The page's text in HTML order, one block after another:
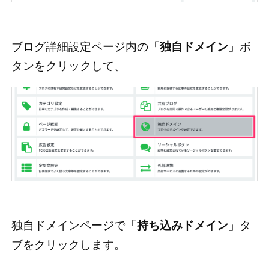
ブログ詳細設定ページ内の「独自ドメイン 」ボ
タンをクリックして、
独自ドメインページで「 持ち込みドメイン 」タ
ブをクリックします。